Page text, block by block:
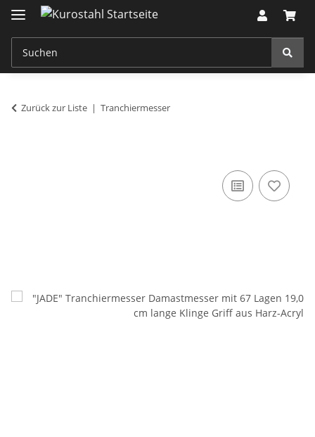
Zurück zur Liste Tranchiermesser